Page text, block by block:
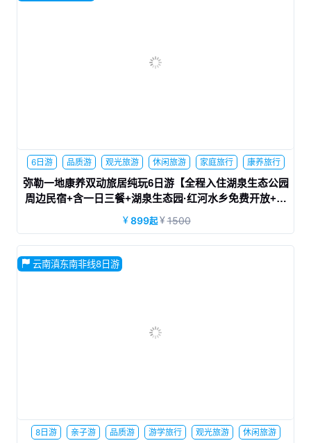
6日游 品质游 观光旅游 休闲旅游 家庭旅行
康养旅行
夕阳红
弥勒一地康养双动旅居纯玩6日游【全程入住湖泉生态公园
周边民宿+含一日三餐+湖泉生态园·红河水乡免费开放+赠
送少数民族服饰拍照】弥勒温泉
899起 1500
云南滇东南非线8日游
8日游 亲子游 品质游 游学旅行 观光旅游
休闲旅游